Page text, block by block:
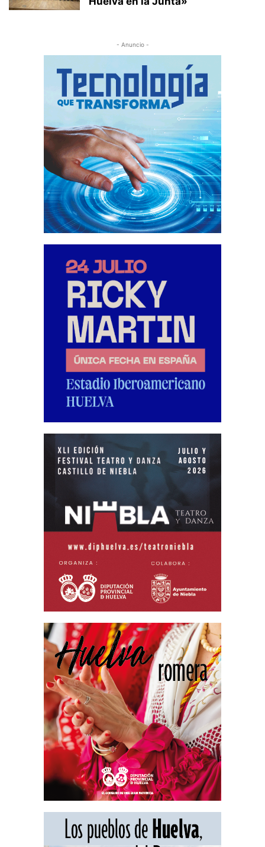
- Anuncio -